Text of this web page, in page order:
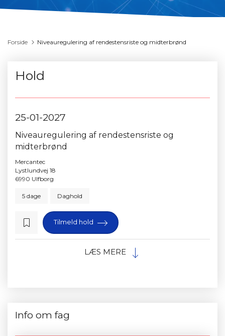
Forside Niveauregulering af rendestensriste og midterbrønd
Hold
25-01-2027
Niveauregulering af rendestensriste og
midterbrønd
Mercantec
Lystlundvej 18
6990 Ulfborg
5 dage Daghold
Tilmeld hold
LÆS MERE
Info om fag